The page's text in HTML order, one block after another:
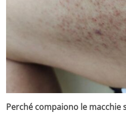
Perché compaiono le macchie